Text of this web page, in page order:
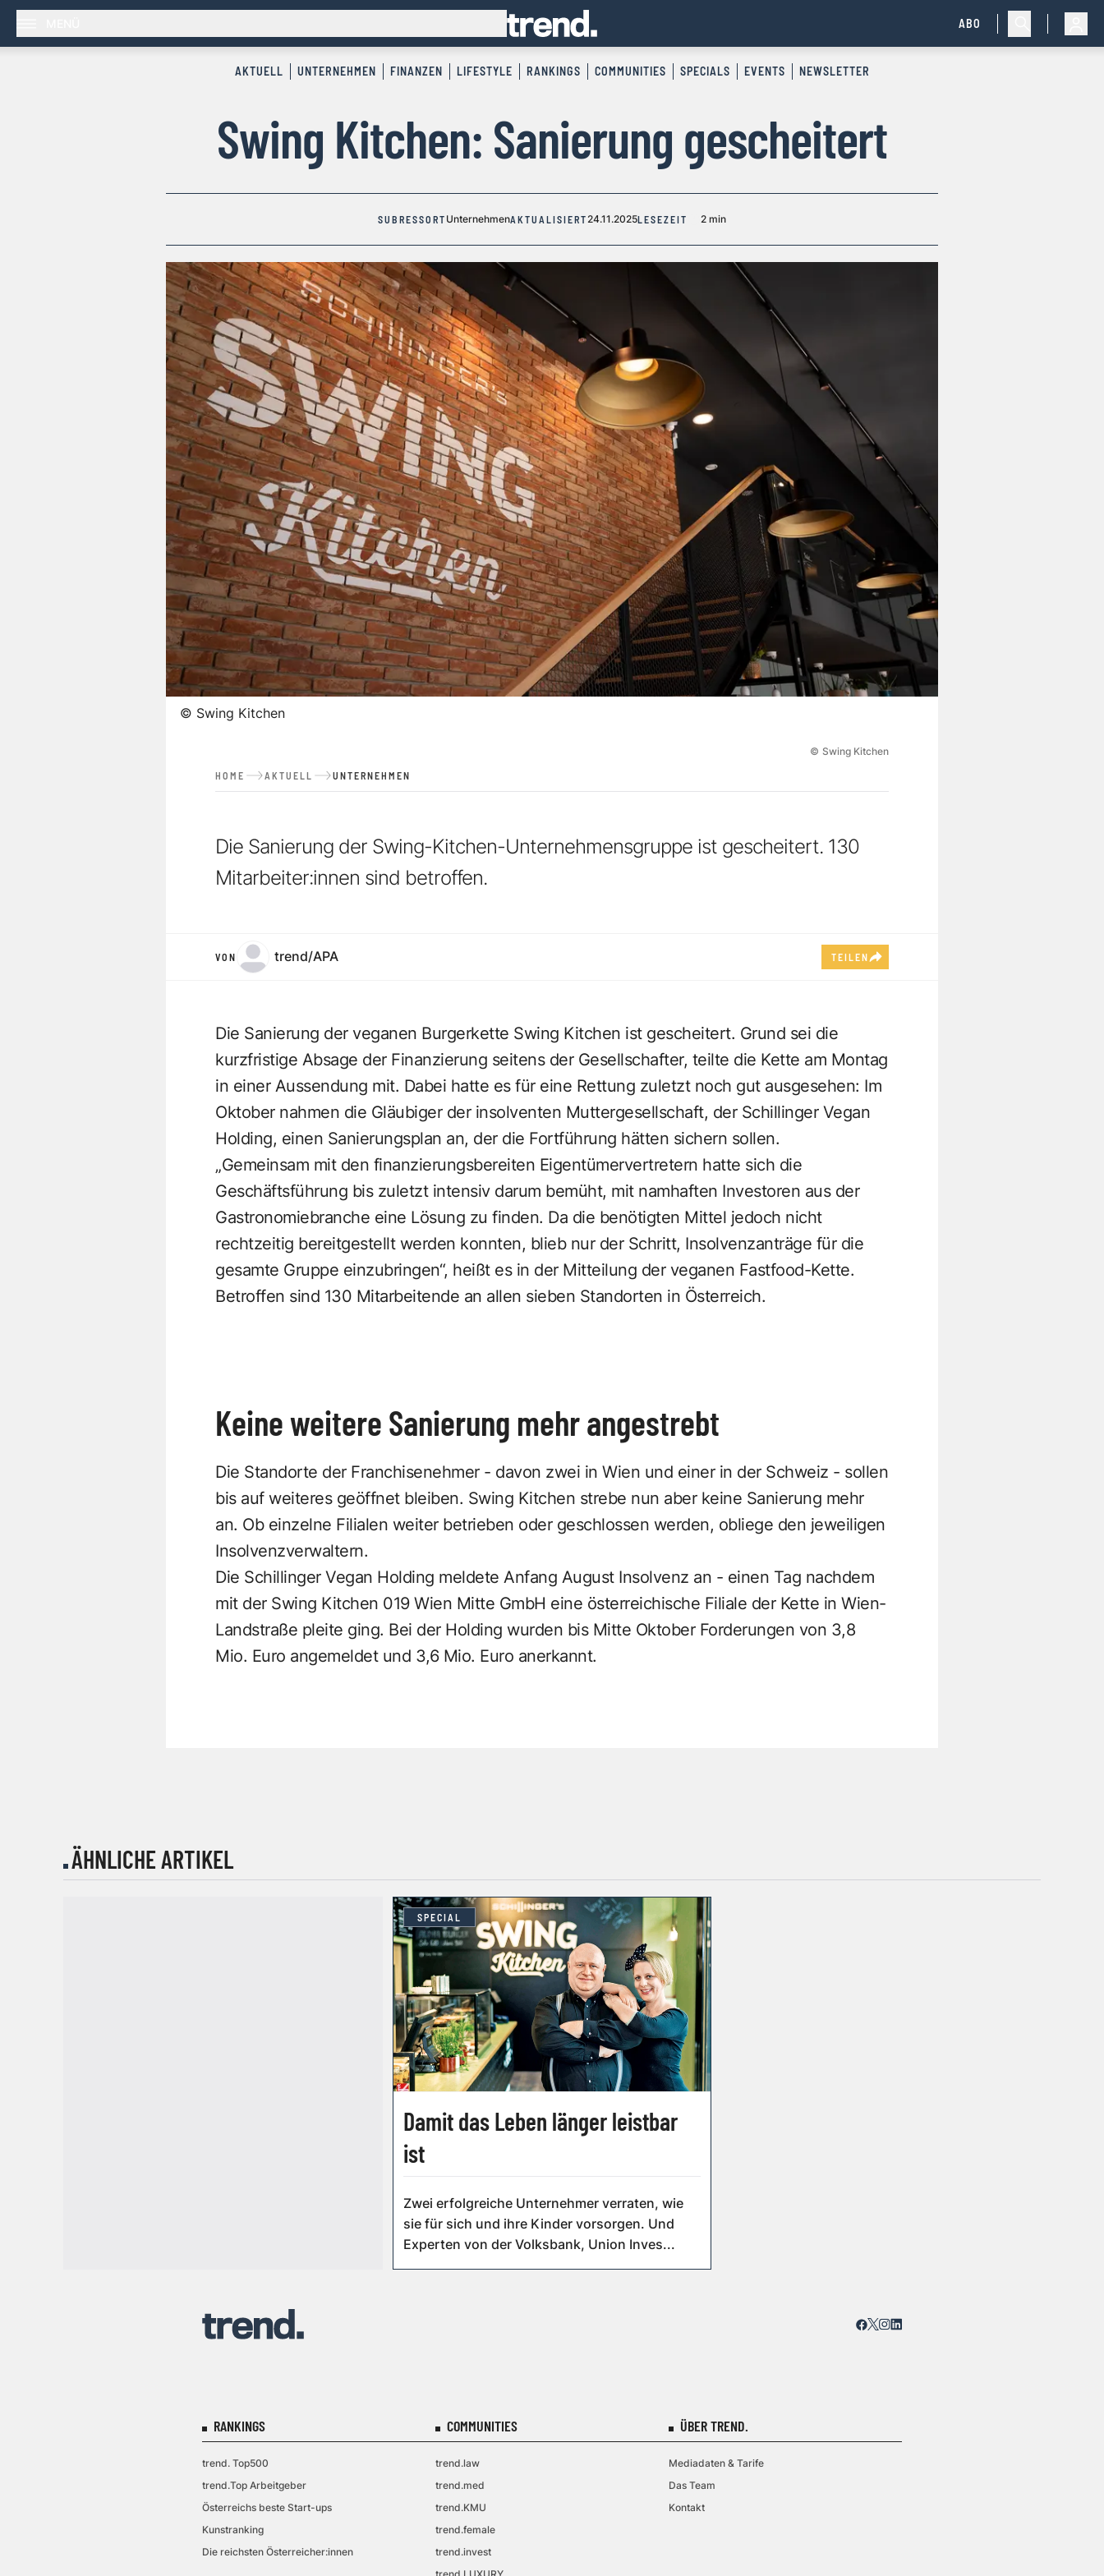
ABO
AKTUELL UNTERNEHMEN FINANZEN LIFESTYLE RANKINGS COMMUNITIES SPECIALS EVENTS NEWSLETTER
Swing Kitchen: Sanierung gescheitert
SUBRESSORT UnternehmenAKTUALISIERT24.11.2025LESEZEIT 2 min
© Swing Kitchen
© Swing Kitchen
HOME AKTUELL UNTERNEHMEN
Die Sanierung der Swing-Kitchen-Unternehmensgruppe ist gescheitert. 130
Mitarbeiter:innen sind betroffen.
VON trend/APA TEILEN
Die Sanierung der veganen Burgerkette Swing Kitchen ist gescheitert. Grund sei die
kurzfristige Absage der Finanzierung seitens der Gesellschafter, teilte die Kette am Montag
in einer Aussendung mit. Dabei hatte es für eine Rettung zuletzt noch gut ausgesehen: Im
Oktober nahmen die Gläubiger der insolventen Muttergesellschaft, der Schillinger Vegan
Holding, einen Sanierungsplan an, der die Fortführung hätten sichern sollen.
„Gemeinsam mit den finanzierungsbereiten Eigentümervertretern hatte sich die
Geschäftsführung bis zuletzt intensiv darum bemüht, mit namhaften Investoren aus der
Gastronomiebranche eine Lösung zu finden. Da die benötigten Mittel jedoch nicht
rechtzeitig bereitgestellt werden konnten, blieb nur der Schritt, Insolvenzanträge für die
gesamte Gruppe einzubringen“, heißt es in der Mitteilung der veganen Fastfood-Kette.
Betroffen sind 130 Mitarbeitende an allen sieben Standorten in Österreich.
Keine weitere Sanierung mehr angestrebt
Die Standorte der Franchisenehmer - davon zwei in Wien und einer in der Schweiz - sollen
bis auf weiteres geöffnet bleiben. Swing Kitchen strebe nun aber keine Sanierung mehr
an. Ob einzelne Filialen weiter betrieben oder geschlossen werden, obliege den jeweiligen
Insolvenzverwaltern.
Die Schillinger Vegan Holding meldete Anfang August Insolvenz an - einen Tag nachdem
mit der Swing Kitchen 019 Wien Mitte GmbH eine österreichische Filiale der Kette in Wien-
Landstraße pleite ging. Bei der Holding wurden bis Mitte Oktober Forderungen von 3,8
Mio. Euro angemeldet und 3,6 Mio. Euro anerkannt.
ÄHNLICHE ARTIKEL
SPECIAL
Damit das Leben länger leistbar
ist
Zwei erfolgreiche Unternehmer verraten, wie
sie für sich und ihre Kinder vorsorgen. Und
Experten von der Volksbank, Union Inves...
RANKINGS
trend. Top500
trend.Top Arbeitgeber
Österreichs beste Start-ups
Kunstranking
Die reichsten Österreicher:innen
COMMUNITIES
trend.law
trend.med
trend.KMU
trend.female
trend.invest
ÜBER TREND.
Mediadaten & Tarife
Das Team
Kontakt